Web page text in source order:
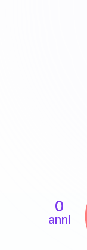
0
anni